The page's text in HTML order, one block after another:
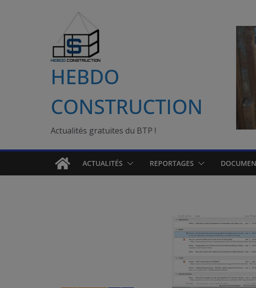
HEBDO
CONSTRUCTION
Actualités gratuites du BTP !
ACTUALITÉS REPORTAGES